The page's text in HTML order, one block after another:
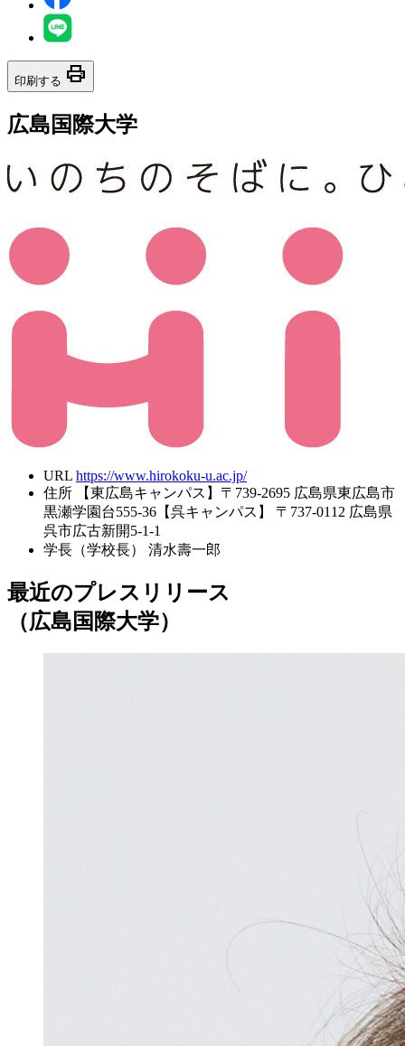
印刷する print
広島国際大学
URL https://www.hirokoku-u.ac.jp/
住所
【東広島キャンパス】〒739-2695 広島県東広島市
黒瀬学園台555-36【呉キャンパス】 〒737-0112 広島県
呉市広古新開5-1-1
学長（学校長）
清水壽一郎
最近のプレスリリース
（広島国際大学）